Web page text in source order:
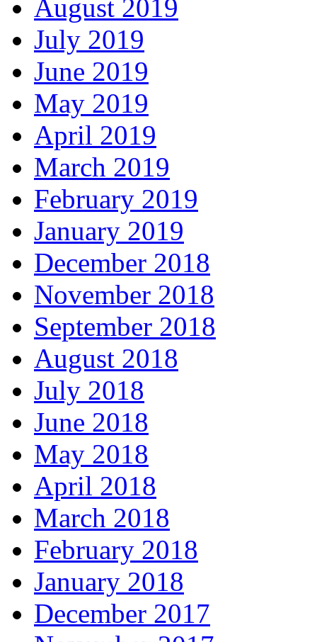
August 2019
July 2019
June 2019
May 2019
April 2019
March 2019
February 2019
January 2019
December 2018
November 2018
September 2018
August 2018
July 2018
June 2018
May 2018
April 2018
March 2018
February 2018
January 2018
December 2017